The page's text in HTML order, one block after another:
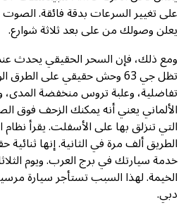
على تغيير السرعات بدقة فائقة.
يعلن وصولك من على بعد ثلاثة شوارع.
ومع ذلك، فإن السحر الحقيقي يحدث
تظل جي 63 وحش حقيقي على الطرق
تفاضلية، وعلبة تروس منخفضة
الألماني يعني أنه يمكنك الزحف فوق
التي تنزلق بها على الأسفلت. يقرأ نظام
الطريق ألف مرة في الثانية. إنها ثنائية
خدمة سيارتك في برج العرب. ويوم
دبي.